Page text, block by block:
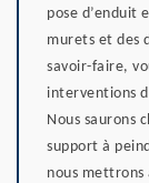
pose d’enduit
murets et des
savoir-faire,
interventions
Nous saurons
support à
nous